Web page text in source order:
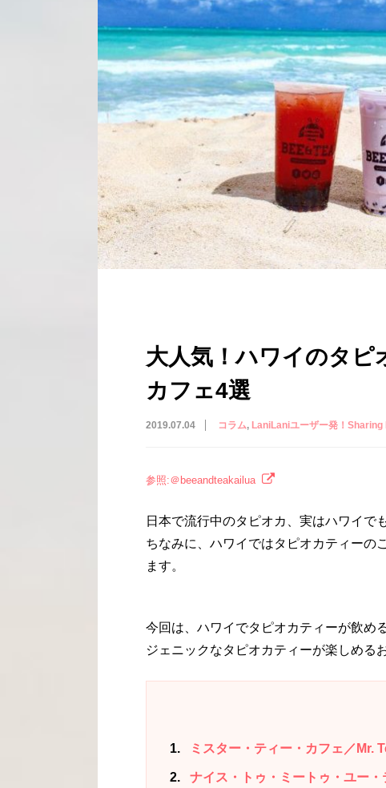
大人気！ハワイのタピ
カフェ4選
2019.07.04 コラム LaniLaniユーザー発！
参照:＠beeandteakailua
日本で流行中のタピオカ、実はハワイで
ちなみに、ハワイではタピオカティーの
ます。
今回は、ハワイでタピオカティーが飲め
ジェニックなタピオカティーが楽しめる
1 ミスター・ティー・カフェ／Mr.
2
ナイス・トゥ・ミートゥ・ユー